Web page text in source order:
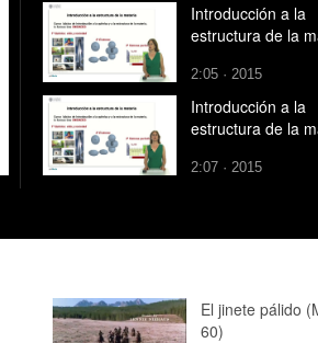
Introducción a la
estructura de la
2:05 · 2015
Introducción a la
estructura de la
2:07 · 2015
El jinete pálido
60)